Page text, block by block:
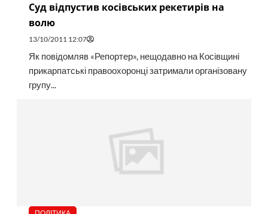
Суд відпустив косівських рекетирів на
волю
13/10/2011 12:07
Як повідомляв «Репортер», нещодавно на Косівщині
прикарпатські правоохоронці затримали організовану
групу...